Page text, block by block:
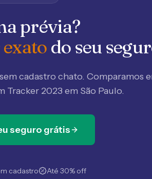
prévia?
do seu
cadastro chato. Comparamos
Tracker 2023 em São Paulo.
seguro grátis
cadastro Até 30% off